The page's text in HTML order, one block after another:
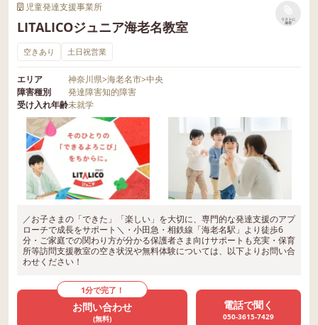
児童発達支援事業所
LITALICOジュニア海老名教室
リストに
保存
空きあり 土日祝営業
エリア 神奈川県>海老名市>中央
障害種別
発達障害知的障害
受け入れ年齢未就学
／お子さまの「できた」「楽しい」を大切に、専門的な発達支援のアプ
ローチで成長をサポート＼・小田急・相鉄線「海老名駅」より徒歩6
分・ご家庭での関わり方が分かる保護者さま向けサポートも充実・保育
所等訪問支援教室の空き状況や無料体験については、以下よりお問い合
わせください！
1分で完了！
お問い合わせ
(無料)
電話で聞く
050-3615-7429